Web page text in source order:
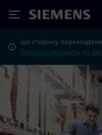
Siemens
Цю сторінку
Перейти натомість до